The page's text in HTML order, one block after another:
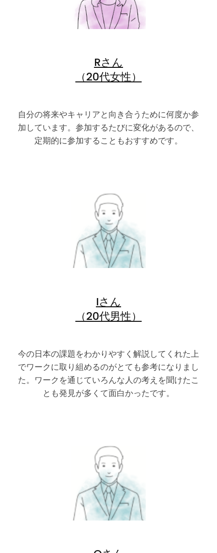
Rさん
（20代女性）
自分の将来やキャリアと向き合うために何度か参
加しています。参加するたびに変化があるので、
定期的に参加することもおすすめです。
Iさん
（20代男性）
今の日本の課題をわかりやすく解説してくれた上
でワークに取り組めるのがとても参考になりまし
た。ワークを通じていろんな人の考えを聞けたこ
とも発見が多くて面白かったです。